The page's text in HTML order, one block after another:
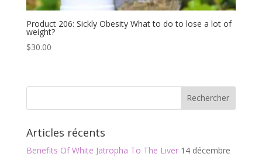
Product 206: Sickly Obesity What to do to lose a lot of
weight?
$30.00
Articles récents
Benefits Of White Jatropha To The Liver 14 décembre